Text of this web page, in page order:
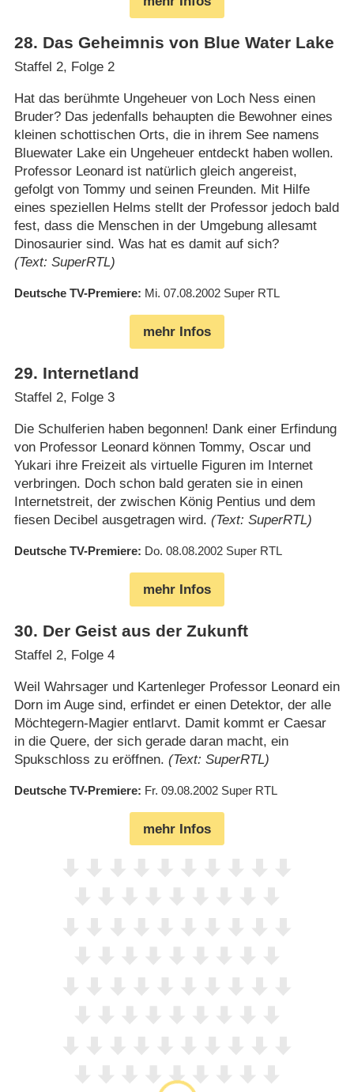
28. Das Geheimnis von Blue Water Lake
Staffel 2, Folge 2
Hat das berühmte Ungeheuer von Loch Ness einen
Bruder? Das jedenfalls behaupten die Bewohner eines
kleinen schottischen Orts, die in ihrem See namens
Bluewater Lake ein Ungeheuer entdeckt haben wollen.
Professor Leonard ist natürlich gleich angereist,
gefolgt von Tommy und seinen Freunden. Mit Hilfe
eines speziellen Helms stellt der Professor jedoch bald
fest, dass die Menschen in der Umgebung allesamt
Dinosaurier sind. Was hat es damit auf sich?
(Text: SuperRTL)
Deutsche TV-Premiere Mi. 07.08.2002 Super RTL
mehr Infos
29. Internetland
Staffel 2, Folge 3
Die Schulferien haben begonnen! Dank einer Erfindung
von Professor Leonard können Tommy, Oscar und
Yukari ihre Freizeit als virtuelle Figuren im Internet
verbringen. Doch schon bald geraten sie in einen
Internetstreit, der zwischen König Pentius und dem
fiesen Decibel ausgetragen wird. (Text: SuperRTL)
Deutsche TV-Premiere Do. 08.08.2002 Super RTL
mehr Infos
30. Der Geist aus der Zukunft
Staffel 2, Folge 4
Weil Wahrsager und Kartenleger Professor Leonard ein
Dorn im Auge sind, erfindet er einen Detektor, der alle
Möchtegern-Magier entlarvt. Damit kommt er Caesar
in die Quere, der sich gerade daran macht, ein
Spukschloss zu eröffnen. (Text: SuperRTL)
Deutsche TV-Premiere Fr. 09.08.2002 Super RTL
mehr Infos